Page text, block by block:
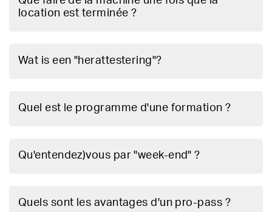
location est terminée ?
Wat is een "herattestering"?
Quel est le programme d'une formation ?
Qu'entendez)vous par "week-end" ?
Quels sont les avantages d'un pro-pass ?